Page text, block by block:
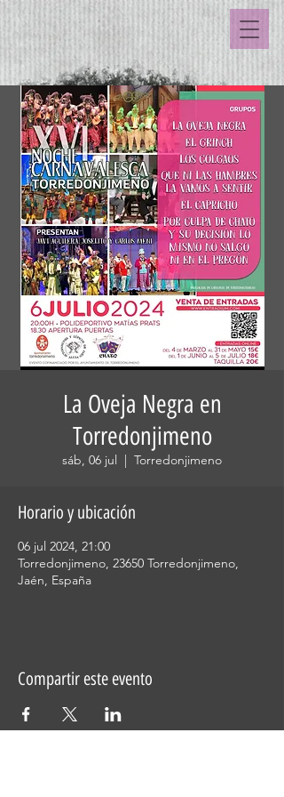
La Oveja Negra en
Torredonjimeno
sáb, 06 jul
  |
Torredonjimeno
Horario y ubicación
06 jul 2024, 21:00
Torredonjimeno, 23650 Torredonjimeno,
Jaén, España
Compartir este evento